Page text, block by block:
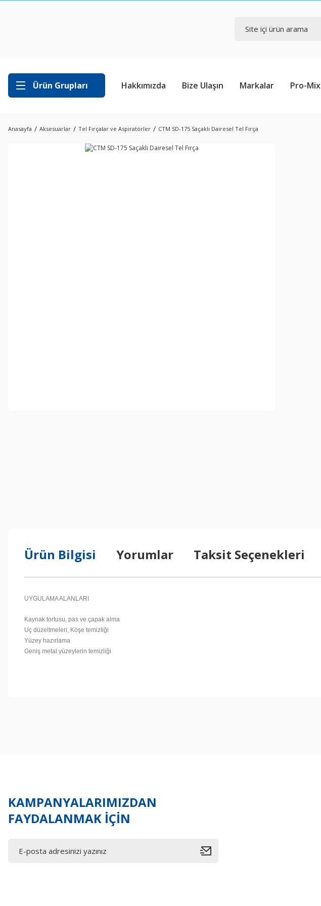
Ürün Grupları Hakkımızda Bize Ulaşın Markalar Pro-Mix
Anasayfa Aksesuarlar Tel Fırçalar ve Aspiratörler CTM SD-175 Saçaklı Dairesel Tel Fırça
Ürün Bilgisi Yorumlar Taksit Seçenekleri
UYGULAMA ALANLARI
Kaynak tortusu, pas ve çapak alma
Uç düzeltmeleri, Köşe temizliği
Yüzey hazırlama
Geniş metal yüzeylerin temizliği
KAMPANYALARIMIZDAN
FAYDALANMAK İÇİN